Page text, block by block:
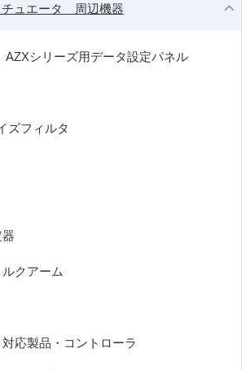
チュエータ 周辺機器
AZXシリーズ用データ設定パネル
ズフィルタ
クアーム
応製品・コントローラ